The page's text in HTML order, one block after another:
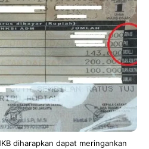
diharapkan dapat meringankan